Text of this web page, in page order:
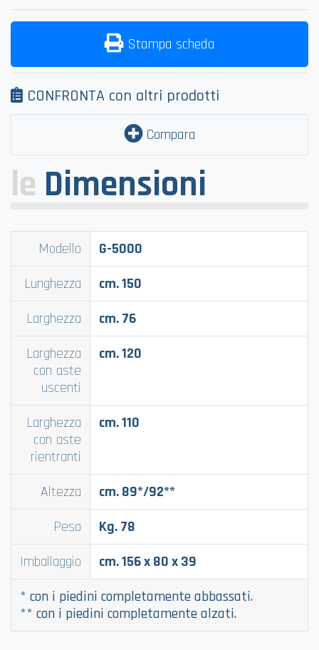
Stampa scheda
CONFRONTA con altri prodotti
Compara
le Dimensioni
Modello
G-5000
Lunghezza
cm. 150
Larghezza
cm. 76
Larghezza
con aste
uscenti
cm. 120
Larghezza
con aste
rientranti
cm. 110
Altezza
cm. 89*/92**
Peso
Kg. 78
Imballaggio
cm. 156 x 80 x 39
* con i piedini completamente abbassati.
** con i piedini completamente alzati.